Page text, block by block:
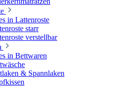
in Lattenroste
starr
verstellbar
in Bettwaren
& Spannlaken